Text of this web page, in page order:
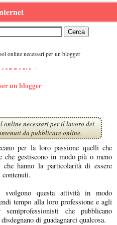
online necessari per un blogger
commento :
un blogger
online necessari per il lavoro dei
da pubblicare online.
per la loro passione quelli che
che gestiscono in modo più o meno
hanno la particolarità di essere
contenuti.
questa attività in modo
tempo alla loro professione e agli
che pubblicano
di guadagnarci qualcosa.